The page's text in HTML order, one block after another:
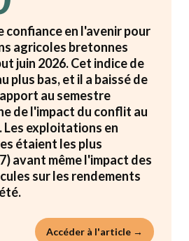
confiance en l'avenir pour
agricoles bretonnes
juin 2026. Cet indice de
plus bas, et il a baissé de
au semestre
de l'impact du conflit au
exploitations en
étaient les plus
avant même l'impact des
sur les rendements
Accéder à l'article →